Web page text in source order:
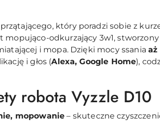
który poradzi sobie z
odkurzający 3w1,
i mopa. Dzięki mocy ssaniaaż
i głos (Alexa, Google Home),
robota Vyzzle D10
mopowanie – skuteczne